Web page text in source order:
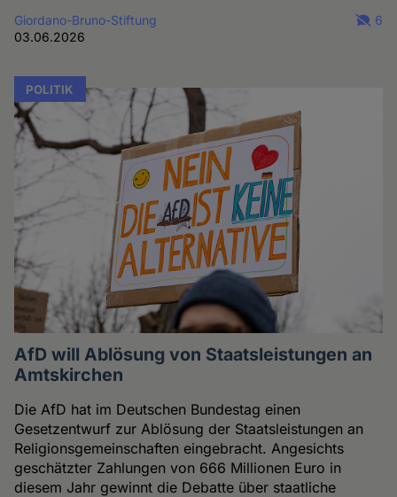
Giordano-Bruno-Stiftung
03.06.2026
6
POLITIK
AfD will Ablösung von Staatsleistungen an
Amtskirchen
Die AfD hat im Deutschen Bundestag einen
Gesetzentwurf zur Ablösung der Staatsleistungen an
Religionsgemeinschaften eingebracht. Angesichts
geschätzter Zahlungen von 666 Millionen Euro in
diesem Jahr gewinnt die Debatte über staatliche